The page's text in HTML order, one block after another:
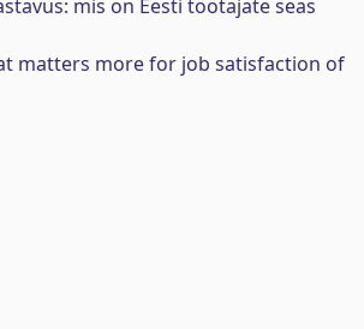
mis on Eesti töötajate seas
matters more for job satisfaction of